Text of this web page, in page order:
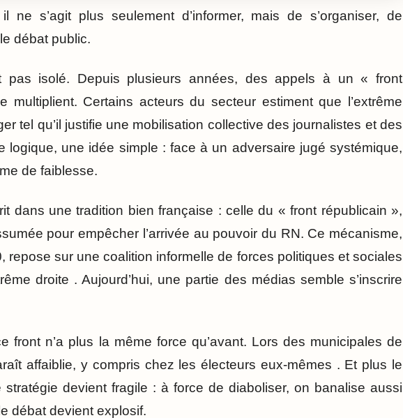
s’agit plus seulement d’informer, mais de s’organiser, de
débat public.
pas isolé. Depuis plusieurs années, des appels à un « front
multiplient. Certains acteurs du secteur estiment que l’extrême
tel qu’il justifie une mobilisation collective des journalistes et des
logique, une idée simple : face à un adversaire jugé systémique,
de faiblesse.
dans une tradition bien française : celle du « front républicain »,
pour empêcher l’arrivée au pouvoir du RN. Ce mécanisme,
repose sur une coalition informelle de forces politiques et sociales
droite . Aujourd’hui, une partie des médias semble s’inscrire
front n’a plus la même force qu’avant. Lors des municipales de
affaiblie, y compris chez les électeurs eux-mêmes . Et plus le
stratégie devient fragile : à force de diaboliser, on banalise aussi
débat devient explosif.